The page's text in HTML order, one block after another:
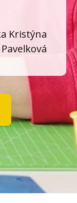
Kristýna
Pavelková